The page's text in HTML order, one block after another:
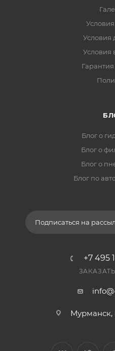
Условия
Условия
Блог о
Блог о
Блог о
Блог по
Подписаться на
+7 495
Мурманск,